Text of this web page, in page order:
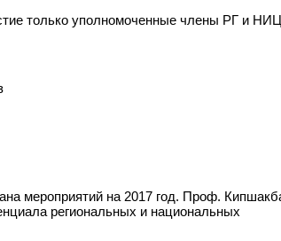
только уполномоченные члены РГ и НИЦ
мероприятий на 2017 год. Проф.
региональных и национальных